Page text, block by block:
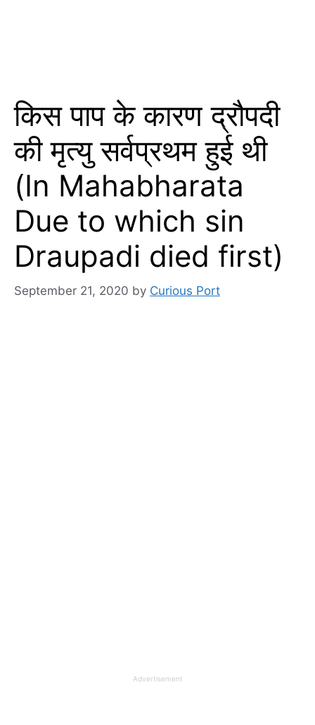
किस पाप के कारण द्रौपदी
की मृत्यु सर्वप्रथम हुई थी
(In Mahabharata
Due to which sin
Draupadi died first)
September 21, 2020 by Curious Port
Advertisement